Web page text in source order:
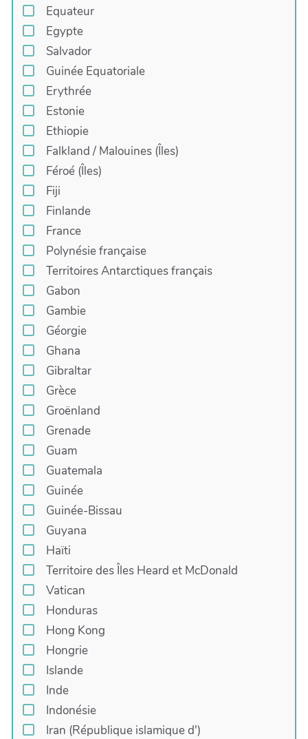
Equateur
Egypte
Salvador
Guinée Equatoriale
Erythrée
Estonie
Ethiopie
Falkland / Malouines (Îles)
Féroé (Îles)
Fiji
Finlande
France
Polynésie française
Territoires Antarctiques français
Gabon
Gambie
Géorgie
Ghana
Gibraltar
Grèce
Groënland
Grenade
Guam
Guatemala
Guinée
Guinée-Bissau
Guyana
Haïti
Territoire des Îles Heard et McDonald
Vatican
Honduras
Hong Kong
Hongrie
Islande
Inde
Indonésie
Iran (République islamique d')